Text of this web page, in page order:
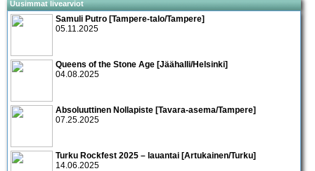
Uusimmat livearviot
Samuli Putro [Tampere-talo/Tampere]
05.11.2025
Queens of the Stone Age [Jäähalli/Helsinki]
04.08.2025
Absoluuttinen Nollapiste [Tavara-asema/Tampere]
07.25.2025
Turku Rockfest 2025 – lauantai [Artukainen/Turku]
14.06.2025